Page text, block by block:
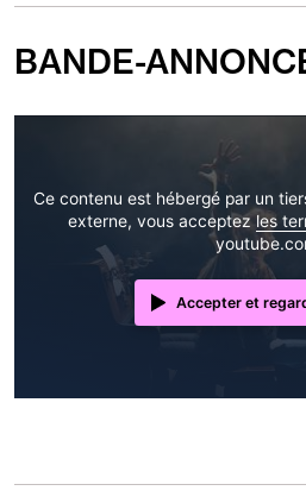
BANDE-
Ce contenu est hébergé par un
externe, vous acceptezles
Accepter et